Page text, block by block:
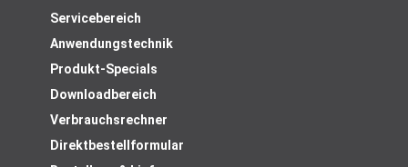
Servicebereich
Anwendungstechnik
Produkt-Specials
Downloadbereich
Verbrauchsrechner
Direktbestellformular